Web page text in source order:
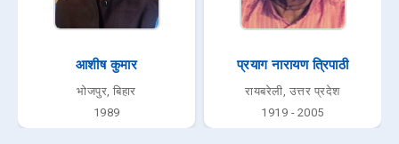
आशीष कुमार
भोजपुर, बिहार
1989
प्रयाग नारायण त्रिपाठी
रायबरेली, उत्तर प्रदेश
1919 - 2005